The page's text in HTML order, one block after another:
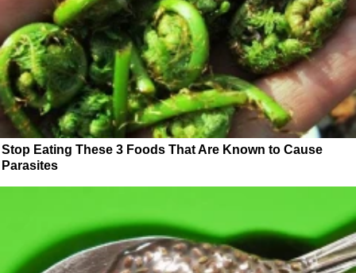
Stop Eating These 3 Foods That Are Known to Cause
Parasites